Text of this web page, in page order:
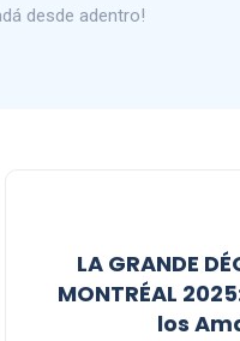
desde adentro!
LA GRANDE
MONTRÉAL
los